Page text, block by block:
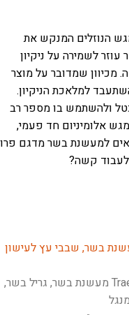
הנוזלים המנקש את
לשמירה על ניקיון
מכיוון שמדובר על מוצר
למלאכת הניקיון.
ולהשתמש בו מספר רב
אלומיניום חד פעמי,
למעשנת בשר מדגם פרו
לעבוד קשה?